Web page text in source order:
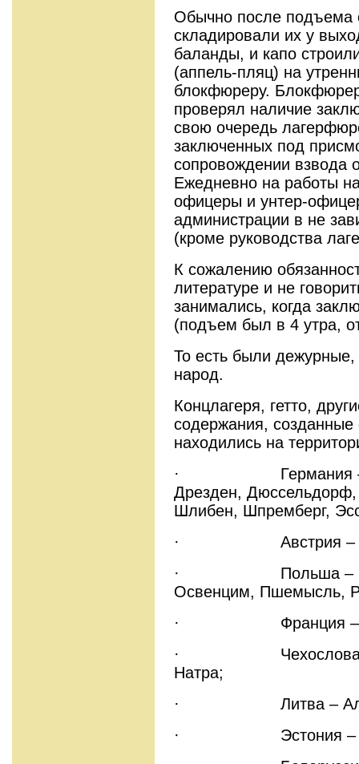
Обычно после подъема
складировали их у
баланды, и капо
(аппель-пляц) на
блокфюреру.
проверял наличие
свою очередь
заключенных под
сопровождении взвода
Ежедневно на работы
офицеры и унтер-
администрации в не
(кроме руководства
К сожалению
литературе и не
занимались, когда
(подъем был в 4 утра,
То есть были
народ.
Концлагеря, гетто,
содержания,
находились на
· Германия –
Дрезден, Дюссельдорф,
Шлибен, Шпремберг,
· Австрия –
· Польша –
Освенцим, Пшемысль,
· Франция –
· Чехословакия –
Натра;
· Литва – Алитус,
· Эстония –